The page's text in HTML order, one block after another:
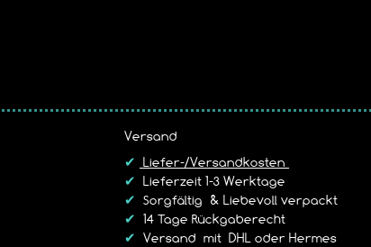
Versand
✔ Liefer-/Versandkosten
✔ Lieferzeit 1-3 Werktage
✔ Sorgfältig & Liebevoll verpackt
✔ 14 Tage Rückgaberecht
✔ Versand mit DHL oder Hermes